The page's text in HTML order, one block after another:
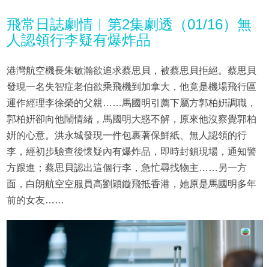
飛常日誌劇情︱第2集劇透（01/16）無
人認領行李疑有爆炸品
港灣航空機長朱敏瀚欲追求蔡思貝，被蔡思貝拒絕。蔡思貝
發現一名失智症老伯欲乘飛機到加拿大，他竟是機場飛行區
運作經理李徐榮的父親……馬國明引薦下屬方郭柏姸調職，
郭柏姸卻向他鬧情緒，馬國明大惑不解，原來他沒察覺郭柏
姸的心意。洪永城發現一件包裹著保鮮紙、無人認領的行
李，經初步驗查後懷疑內有爆炸品，即時封鎖現場，通知警
方跟進；蔡思貝認出這個行李，急忙尋找物主……另一方
面，白朗航空空服員高劉穎鏇飛抵香港，她原是馬國明多年
前的女友……